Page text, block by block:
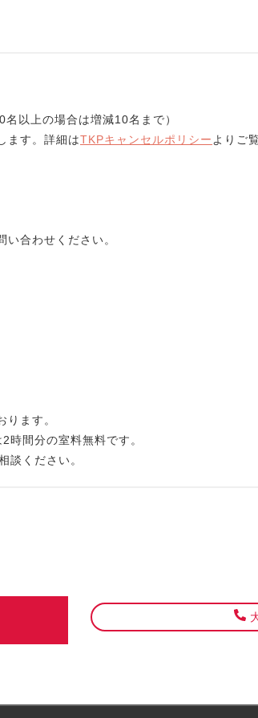
以上の場合は増減10名まで）
ます。詳細はTKPキャンセルポリシー よりご
合わせください。
ます。
間分の室料無料です。
談ください。